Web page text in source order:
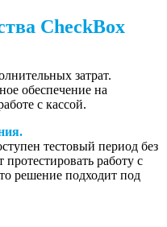
CheckBox
затрат.
обеспечение на
с кассой.
тестовый период без
работу с
решение подходит под